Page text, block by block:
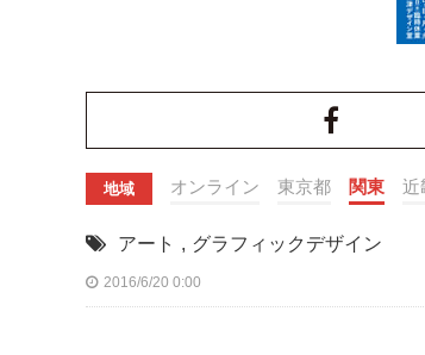
地域 オンライン 東京都 関東 近
アート , グラフィックデザイン
2016/6/20 0:00